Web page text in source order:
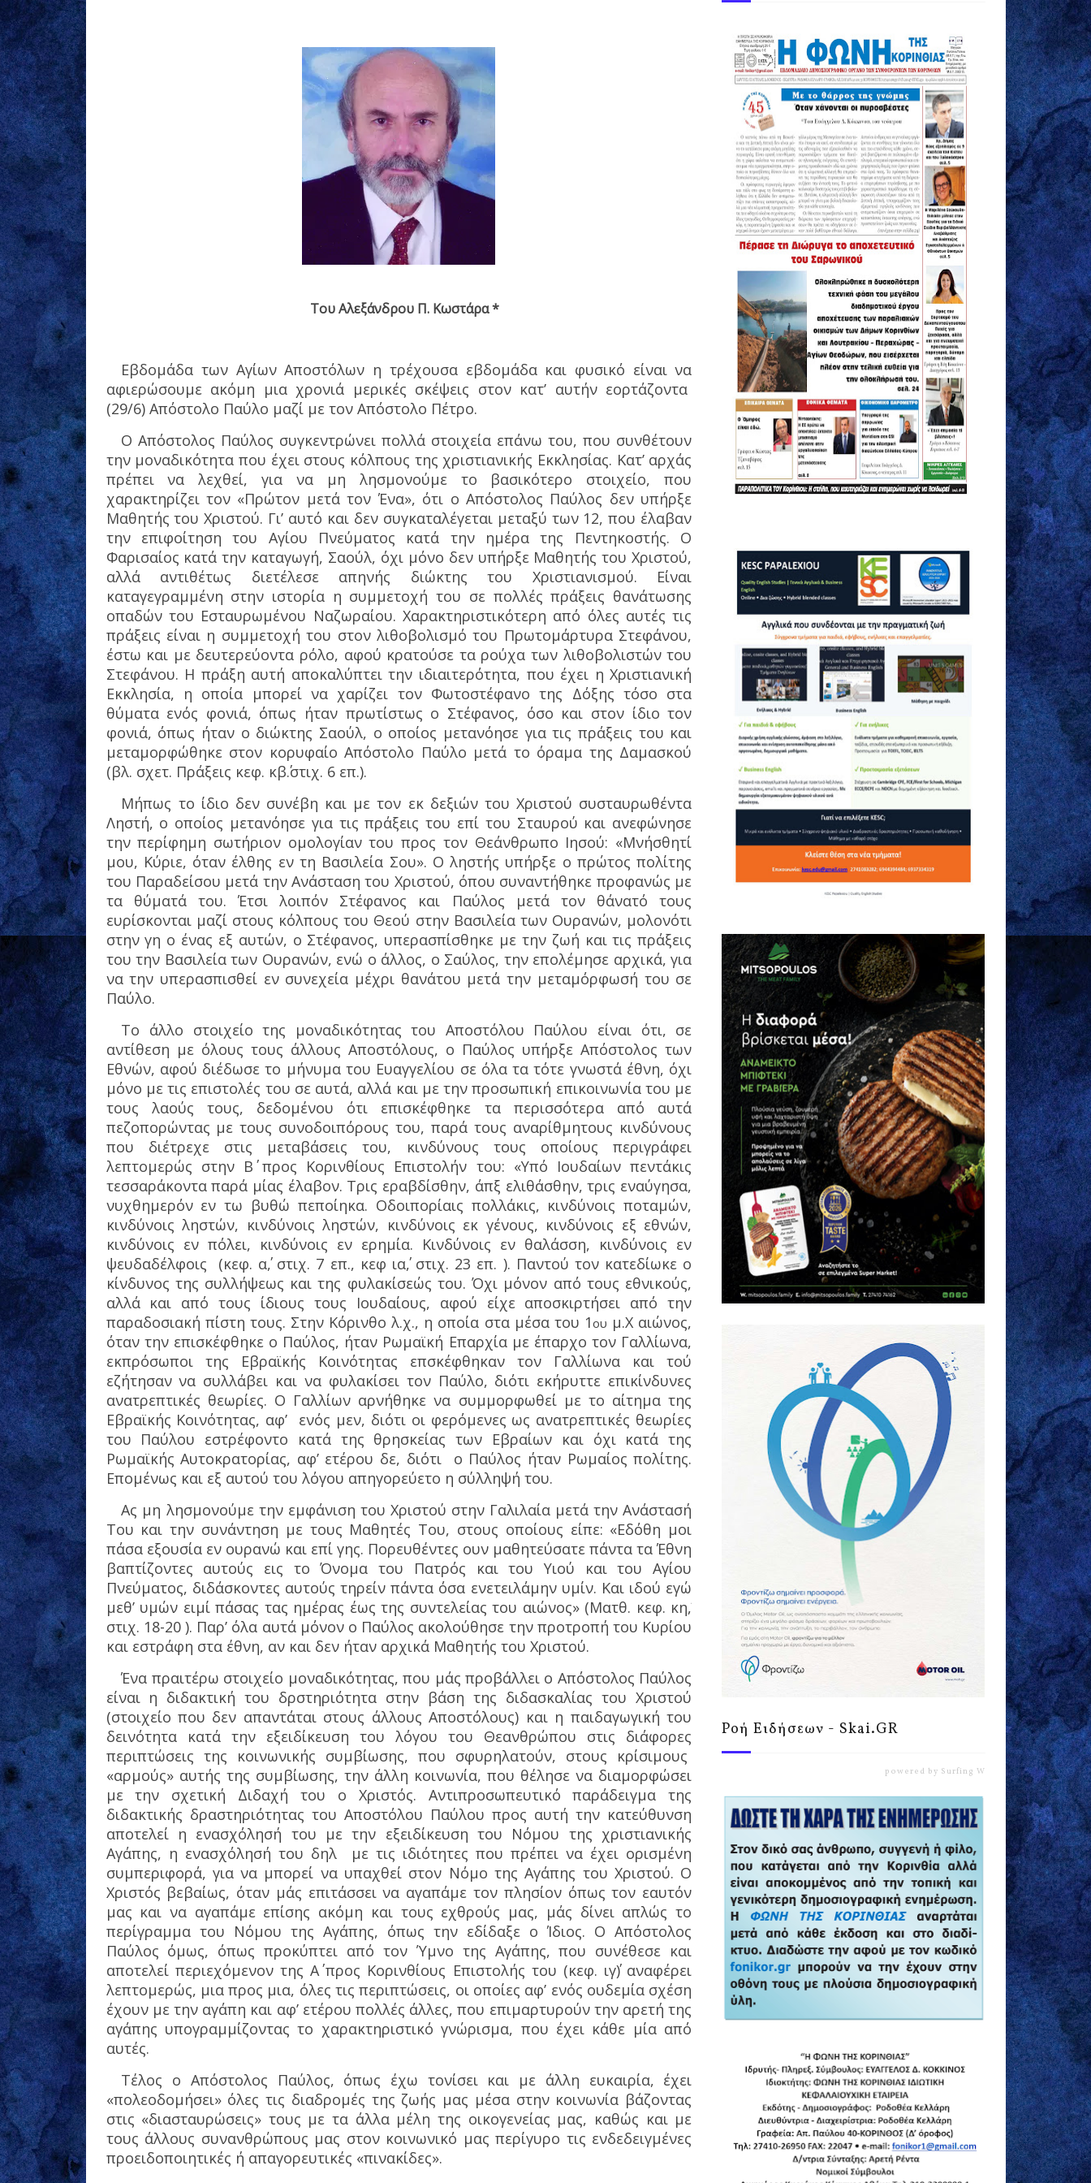
Του Αλεξάνδρου Π. Κωστάρα *
Εβδομάδα των Αγίων Αποστόλων η τρέχουσα εβδομάδα και φυσικό είναι να
αφιερώσουμε ακόμη μια χρονιά μερικές σκέψεις στον κατ’ αυτήν εορτάζοντα
(29/6) Απόστολο Παύλο μαζί με τον Απόστολο Πέτρο.
Ο Απόστολος Παύλος συγκεντρώνει πολλά στοιχεία επάνω του, που συνθέτουν
την μοναδικότητα που έχει στους κόλπους της χριστιανικής Εκκλησίας. Κατ’ αρχάς
πρέπει να λεχθεί, για να μη λησμονούμε το βασικότερο στοιχείο, που
χαρακτηρίζει τον «Πρώτον μετά τον Ένα», ότι ο Απόστολος Παύλος δεν υπήρξε
Μαθητής του Χριστού. Γι’ αυτό και δεν συγκαταλέγεται μεταξύ των 12, που έλαβαν
την επιφοίτηση του Αγίου Πνεύματος κατά την ημέρα της Πεντηκοστής. Ο
Φαρισαίος κατά την καταγωγή, Σαούλ, όχι μόνο δεν υπήρξε Μαθητής του Χριστού,
αλλά αντιθέτως διετέλεσε απηνής διώκτης του Χριστιανισμού. Είναι
καταγεγραμμένη στην ιστορία η συμμετοχή του σε πολλές πράξεις θανάτωσης
οπαδών του Εσταυρωμένου Ναζωραίου. Χαρακτηριστικότερη από όλες αυτές τις
πράξεις είναι η συμμετοχή του στον λιθοβολισμό του Πρωτομάρτυρα Στεφάνου,
έστω και με δευτερεύοντα ρόλο, αφού κρατούσε τα ρούχα των λιθοβολιστών του
Στεφάνου. Η πράξη αυτή αποκαλύπτει την ιδιαιτερότητα, που έχει η Χριστιανική
Εκκλησία, η οποία μπορεί να χαρίζει τον Φωτοστέφανο της Δόξης τόσο στα
θύματα ενός φονιά, όπως ήταν πρωτίστως ο Στέφανος, όσο και στον ίδιο τον
φονιά, όπως ήταν ο διώκτης Σαούλ, ο οποίος μετανόησε για τις πράξεις του και
μεταμορφώθηκε στον κορυφαίο Απόστολο Παύλο μετά το όραμα της Δαμασκού
(βλ. σχετ. Πράξεις κεφ. κβ΄.στιχ. 6 επ.).
Μήπως το ίδιο δεν συνέβη και με τον εκ δεξιών του Χριστού συσταυρωθέντα
Ληστή, ο οποίος μετανόησε για τις πράξεις του επί του Σταυρού και ανεφώνησε
την περίφημη σωτήριον ομολογίαν του προς τον Θεάνθρωπο Ιησού: «Μνήσθητί
μου, Κύριε, όταν έλθης εν τη Βασιλεία Σου». Ο ληστής υπήρξε ο πρώτος πολίτης
του Παραδείσου μετά την Ανάσταση του Χριστού, όπου συναντήθηκε προφανώς με
τα θύματά του. Έτσι λοιπόν Στέφανος και Παύλος μετά τον θάνατό τους
ευρίσκονται μαζί στους κόλπους του Θεού στην Βασιλεία των Ουρανών, μολονότι
στην γη ο ένας εξ αυτών, ο Στέφανος, υπερασπίσθηκε με την ζωή και τις πράξεις
του την Βασιλεία των Ουρανών, ενώ ο άλλος, ο Σαύλος, την επολέμησε αρχικά, για
να την υπερασπισθεί εν συνεχεία μέχρι θανάτου μετά την μεταμόρφωσή του σε
Παύλο.
Το άλλο στοιχείο της μοναδικότητας του Αποστόλου Παύλου είναι ότι, σε
αντίθεση με όλους τους άλλους Αποστόλους, ο Παύλος υπήρξε Απόστολος των
Εθνών, αφού διέδωσε το μήνυμα του Ευαγγελίου σε όλα τα τότε γνωστά έθνη, όχι
μόνο με τις επιστολές του σε αυτά, αλλά και με την προσωπική επικοινωνία του με
τους λαούς τους, δεδομένου ότι επισκέφθηκε τα περισσότερα από αυτά
πεζοπορώντας με τους συνοδοιπόρους του, παρά τους αναρίθμητους κινδύνους
που διέτρεχε στις μεταβάσεις του, κινδύνους τους οποίους περιγράφει
λεπτομερώς στην Β΄ προς Κορινθίους Επιστολήν του: «Υπό Ιουδαίων πεντάκις
τεσσαράκοντα παρά μίας έλαβον. Τρις εραβδίσθην, άπξ ελιθάσθην, τρις εναύγησα,
νυχθημερόν εν τω βυθώ πεποίηκα. Οδοιπορίαις πολλάκις, κινδύνοις ποταμών,
κινδύνοις ληστών, κινδύνοις ληστών, κινδύνοις εκ γένους, κινδύνοις εξ εθνών,
κινδύνοις εν πόλει, κινδύνοις εν ερημία. Κινδύνοις εν θαλάσση, κινδύνοις εν
ψευδαδέλφοις
(κεφ. α΄, στιχ. 7 επ., κεφ ια΄, στιχ. 23 επ. ). Παντού τον κατεδίωκε ο
κίνδυνος της συλλήψεως και της φυλακίσεώς του. Όχι μόνον από τους εθνικούς,
αλλά και από τους ίδιους τους Ιουδαίους, αφού είχε αποσκιρτήσει από την
παραδοσιακή πίστη τους. Στην Κόρινθο λ.χ., η οποία στα μέσα του 1ου μ.Χ αιώνος,
όταν την επισκέφθηκε ο Παύλος, ήταν Ρωμαϊκή Επαρχία με έπαρχο τον Γαλλίωνα,
εκπρόσωποι της Εβραϊκής Κοινότητας επσκέφθηκαν τον Γαλλίωνα και τού
εζήτησαν να συλλάβει και να φυλακίσει τον Παύλο, διότι εκήρυττε επικίνδυνες
ανατρεπτικές θεωρίες. Ο Γαλλίων αρνήθηκε να συμμορφωθεί με το αίτημα της
Εβραϊκής Κοινότητας, αφ’
ενός μεν, διότι οι φερόμενες ως ανατρεπτικές θεωρίες
του Παύλου εστρέφοντο κατά της θρησκείας των Εβραίων και όχι κατά της
Ρωμαϊκής Αυτοκρατορίας, αφ’ ετέρου δε, διότι
ο Παύλος ήταν Ρωμαίος πολίτης.
Επομένως και εξ αυτού του λόγου απηγορεύετο η σύλληψή του.
Ας μη λησμονούμε την εμφάνιση του Χριστού στην Γαλιλαία μετά την Ανάστασή
Του και την συνάντηση με τους Μαθητές Του, στους οποίους είπε: «Εδόθη μοι
πάσα εξουσία εν ουρανώ και επί γης. Πορευθέντες ουν μαθητεύσατε πάντα τα Έθνη
βαπτίζοντες αυτούς εις το Όνομα του Πατρός και του Υιού και του Αγίου
Πνεύματος, διδάσκοντες αυτούς τηρείν πάντα όσα ενετειλάμην υμίν. Και ιδού εγώ
μεθ’ υμών ειμί πάσας τας ημέρας έως της συντελείας του αιώνος» (Ματθ. κεφ. κη΄,
στιχ. 18-20 ). Παρ’ όλα αυτά μόνον ο Παύλος ακολούθησε την προτροπή του Κυρίου
και εστράφη στα έθνη, αν και δεν ήταν αρχικά Μαθητής του Χριστού.
Ένα πραιτέρω στοιχείο μοναδικότητας, που μάς προβάλλει ο Απόστολος Παύλος
είναι η διδακτική του δρστηριότητα στην βάση της διδασκαλίας του Χριστού
(στοιχείο που δεν απαντάται στους άλλους Αποστόλους) και η παιδαγωγική του
δεινότητα κατά την εξειδίκευση του λόγου του Θεανθρώπου στις διάφορες
περιπτώσεις της κοινωνικής συμβίωσης, που σφυρηλατούν, στους κρίσιμους
«αρμούς» αυτής της συμβίωσης, την άλλη κοινωνία, που θέλησε να διαμορφώσει
με την σχετική Διδαχή του ο Χριστός. Αντιπροσωπευτικό παράδειγμα της
διδακτικής δραστηριότητας του Αποστόλου Παύλου προς αυτή την κατεύθυνση
αποτελεί η ενασχόλησή του με την εξειδίκευση του Νόμου της χριστιανικής
Αγάπης, η ενασχόλησή του δηλ
με τις ιδιότητες που πρέπει να έχει ορισμένη
συμπεριφορά, για να μπορεί να υπαχθεί στον Νόμο της Αγάπης του Χριστού. Ο
Χριστός βεβαίως, όταν μάς επιτάσσει να αγαπάμε τον πλησίον όπως τον εαυτόν
μας και να αγαπάμε επίσης ακόμη και τους εχθρούς μας, μάς δίνει απλώς το
περίγραμμα του Νόμου της Αγάπης, όπως την εδίδαξε ο Ίδιος. Ο Απόστολος
Παύλος όμως, όπως προκύπτει από τον Ύμνο της Αγάπης, που συνέθεσε και
αποτελεί περιεχόμενον της Α΄ προς Κορινθίους Επιστολής του (κεφ. ιγ΄) αναφέρει
λεπτομερώς, μια προς μια, όλες τις περιπτώσεις, οι οποίες αφ’ ενός ουδεμία σχέση
έχουν με την αγάπη και αφ’ ετέρου πολλές άλλες, που επιμαρτυρούν την αρετή της
αγάπης υπογραμμίζοντας το χαρακτηριστικό γνώρισμα, που έχει κάθε μία από
αυτές.
Τέλος ο Απόστολος Παύλος, όπως έχω τονίσει και με άλλη ευκαιρία, έχει
«πολεοδομήσει» όλες τις διαδρομές της ζωής μας μέσα στην κοινωνία βάζοντας
στις «διασταυρώσεις» τους με τα άλλα μέλη της οικογενείας μας, καθώς και με
τους άλλους συνανθρώπους μας στον κοινωνικό μας περίγυρο τις ενδεδειγμένες
προειδοποιητικές ή απαγορευτικές «πινακίδες».
Ροή Ειδήσεων - Skai.GR
powered by Surfing Waves